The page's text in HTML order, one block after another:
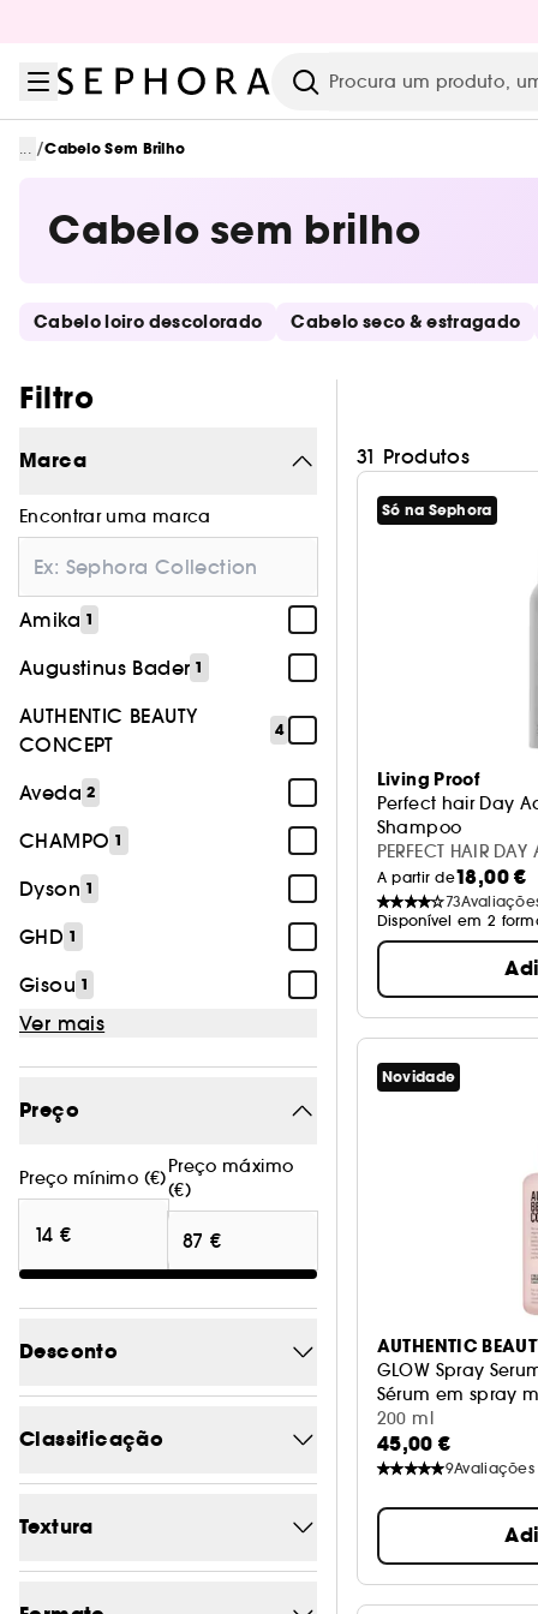
Pesquisar
... /Cabelo Sem Brilho
Cabelo sem brilho
Saltar os links rápidos
Cabelo loiro descolorado Cabelo seco & estragado
Filtro
Marca
Encontrar uma marca
Amika 1
Augustinus Bader 1
AUTHENTIC BEAUTY
CONCEPT
4
Aveda 2
CHAMPO 1
Dyson 1
GHD 1
Gisou 1
Ver mais
Preço
Preço mínimo (€)
Preço máximo
(€)
Desconto
Classificação
Textura
31 Produtos
Só na Sephora
Living Proof
Perfect hair Day
Shampoo
Champô Seco
PERFECT HAIR
184ML
A partir de18,00 €
73
Disponível em 2
Novidade
AUTHENTIC
GLOW Spray
Sérum em spray
200 ml
45,00 €
9Avaliações